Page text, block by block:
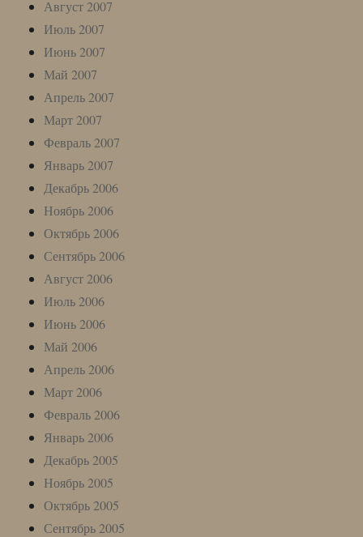
Август 2007
Июль 2007
Июнь 2007
Май 2007
Апрель 2007
Март 2007
Февраль 2007
Январь 2007
Декабрь 2006
Ноябрь 2006
Октябрь 2006
Сентябрь 2006
Август 2006
Июль 2006
Июнь 2006
Май 2006
Апрель 2006
Март 2006
Февраль 2006
Январь 2006
Декабрь 2005
Ноябрь 2005
Октябрь 2005
Сентябрь 2005